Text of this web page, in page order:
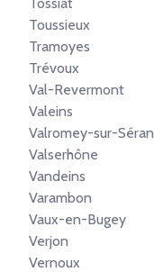
Toussieux
Tramoyes
Trévoux
Val-Revermont
Valeins
Valromey-sur-Séran
Valserhône
Vandeins
Varambon
Vaux-en-Bugey
Verjon
Vernoux